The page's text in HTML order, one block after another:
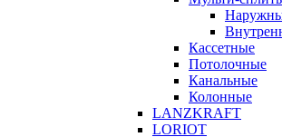
Кассетные
Потолочные
Канальные
Колонные
LANZKRAFT
LORIOT